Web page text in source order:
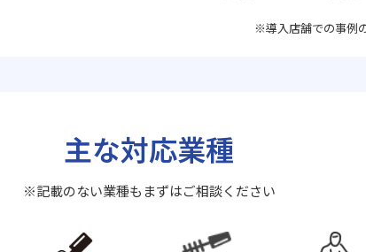
※導入店舗での事例
主な対応業種
※記載のない業種もまずはご相談ください